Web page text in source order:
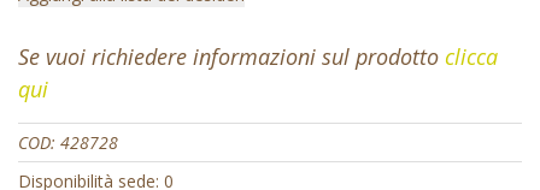
Se vuoi richiedere informazioni sul prodotto clicca
qui
COD: 428728
Disponibilità sede: 0